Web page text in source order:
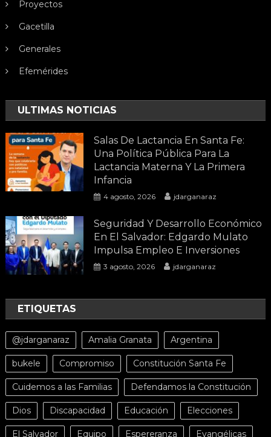
Proyectos
Gacetilla
Generales
Efemérides
ULTIMAS NOTICIAS
Salas De Lactancia En Santa Fe:
Una Política Pública Para La
Lactancia Materna Y La Primera
Infancia
4 agosto, 2026 jdarganaraz
Seguridad Y Desarrollo Económico
En El Salvador: Edgardo Mulato
Impulsa Empleo E Inversiones
3 agosto, 2026 jdarganaraz
ETIQUETAS
@jdarganaraz Amalia Granata Argentina
bukele Compromiso Constitución Santa Fe
Cuidemos a las Familias Defendamos la Constitución
Dios Discapacidad Educación Elecciones
El Salvador Equipo Espereranza Evangélicas